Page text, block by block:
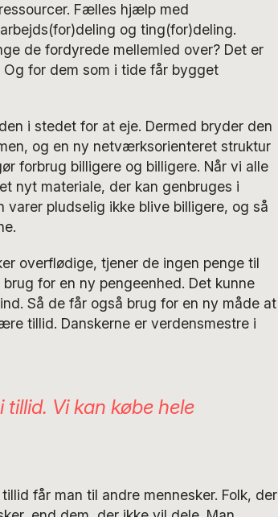
Fælles hjælp med
og ting(for)deling.
de fordyrede mellemled over? Det er
for dem som i tide får bygget
i stedet for at eje. Dermed bryder den
og en ny netværksorienteret struktur
forbrug billigere og billigere. Når vi alle
nyt materiale, der kan genbruges i
varer pludselig ikke blive billigere, og så
overflødige, tjener de ingen penge til
for en ny pengeenhed. Det kunne
Så de får også brug for en ny måde at
tillid. Danskerne er verdensmestre i
Vi kan købe hele
får man til andre mennesker. Folk, der